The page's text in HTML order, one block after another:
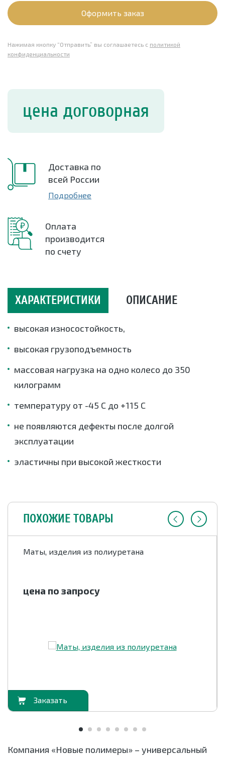
Оформить заказ
Нажимая кнопку “Отправить” вы соглашаетесь с политикой
конфиденциальности
цена договорная
Доставка по
всей России
Подробнее
Оплата
производится
по счету
ХАРАКТЕРИСТИКИ ОПИСАНИЕ
высокая износостойкость,
высокая грузоподъемность
массовая нагрузка на одно колесо до 350
килограмм
температуру от -45 С до +115 С
не появляются дефекты после долгой
эксплуатации
эластичны при высокой жесткости
ПОХОЖИЕ ТОВАРЫ
Маты, изделия из полиуретана
цена по запросу
Компания «Новые полимеры» – универсальный